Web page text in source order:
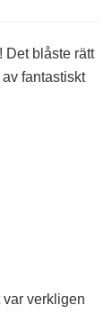
Det blåste rätt
fantastiskt
verkligen